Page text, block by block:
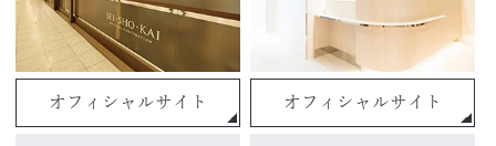
オフィシャルサイト オフィシャルサイト